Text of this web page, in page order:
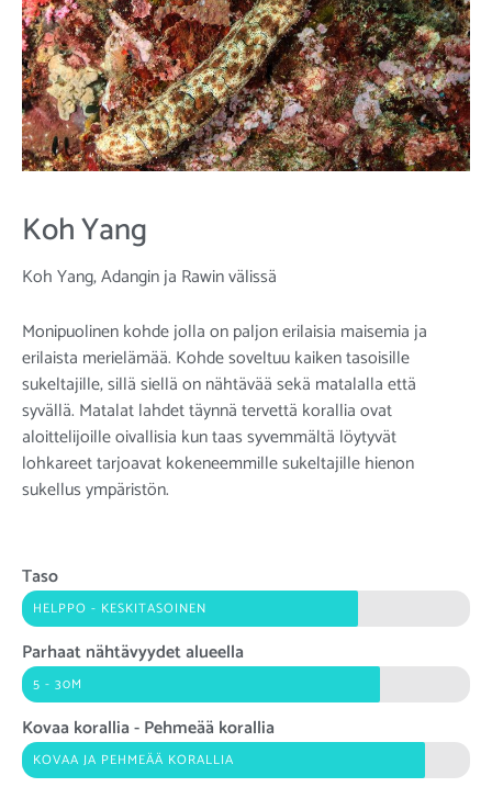
Koh Yang
Koh Yang, Adangin ja Rawin välissä
Monipuolinen kohde jolla on paljon erilaisia maisemia ja
erilaista merielämää. Kohde soveltuu kaiken tasoisille
sukeltajille, sillä siellä on nähtävää sekä matalalla että
syvällä. Matalat lahdet täynnä tervettä korallia ovat
aloittelijoille oivallisia kun taas syvemmältä löytyvät
lohkareet tarjoavat kokeneemmille sukeltajille hienon
sukellus ympäristön.
Taso
HELPPO - KESKITASOINEN
Parhaat nähtävyydet alueella
5 - 30M
Kovaa korallia - Pehmeää korallia
KOVAA JA PEHMEÄÄ KORALLIA